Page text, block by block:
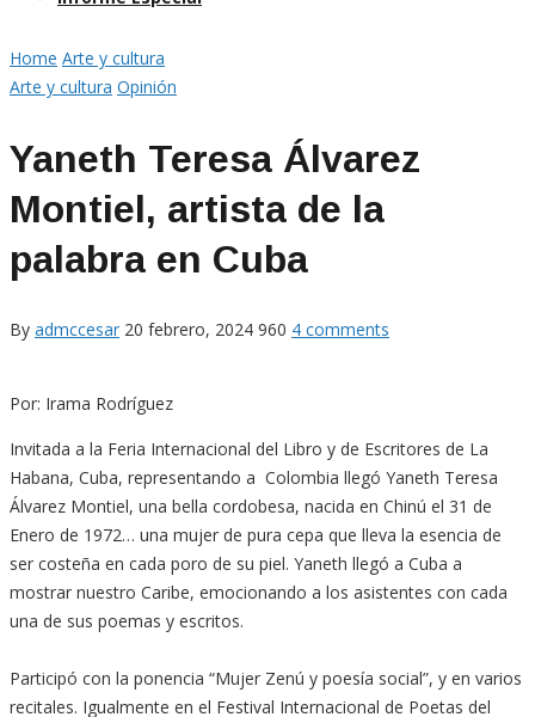
Home Arte y cultura
Arte y cultura Opinión
Yaneth Teresa Álvarez
Montiel, artista de la
palabra en Cuba
By admccesar 20 febrero, 2024 960 4 comments
Por: Irama Rodríguez
Invitada a la Feria Internacional del Libro y de Escritores de La
Habana, Cuba, representando a Colombia llegó Yaneth Teresa
Álvarez Montiel, una bella cordobesa, nacida en Chinú el 31 de
Enero de 1972… una mujer de pura cepa que lleva la esencia de
ser costeña en cada poro de su piel. Yaneth llegó a Cuba a
mostrar nuestro Caribe, emocionando a los asistentes con cada
una de sus poemas y escritos.
Participó con la ponencia “Mujer Zenú y poesía social”, y en varios
recitales. Igualmente en el Festival Internacional de Poetas del